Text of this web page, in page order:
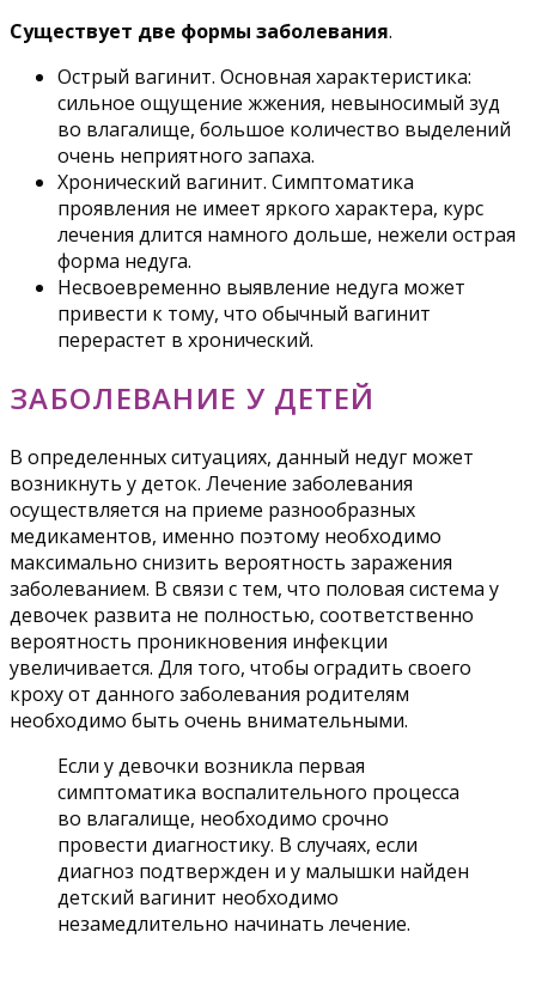
Существует две формы заболевания.
Острый вагинит. Основная характеристика:
сильное ощущение жжения, невыносимый зуд
во влагалище, большое количество выделений
очень неприятного запаха.
Хронический вагинит. Симптоматика
проявления не имеет яркого характера, курс
лечения длится намного дольше, нежели острая
форма недуга.
Несвоевременно выявление недуга может
привести к тому, что обычный вагинит
перерастет в хронический.
ЗАБОЛЕВАНИЕ У ДЕТЕЙ
В определенных ситуациях, данный недуг может
возникнуть у деток. Лечение заболевания
осуществляется на приеме разнообразных
медикаментов, именно поэтому необходимо
максимально снизить вероятность заражения
заболеванием. В связи с тем, что половая система у
девочек развита не полностью, соответственно
вероятность проникновения инфекции
увеличивается. Для того, чтобы оградить своего
кроху от данного заболевания родителям
необходимо быть очень внимательными.
Если у девочки возникла первая
симптоматика воспалительного процесса
во влагалище, необходимо срочно
провести диагностику. В случаях, если
диагноз подтвержден и у малышки найден
детский вагинит необходимо
незамедлительно начинать лечение.